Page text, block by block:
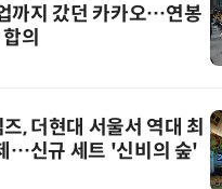
까지 갔던 카카오…연봉
의
, 더현대 서울서 역대 최
…신규 세트 '신비의 숲'